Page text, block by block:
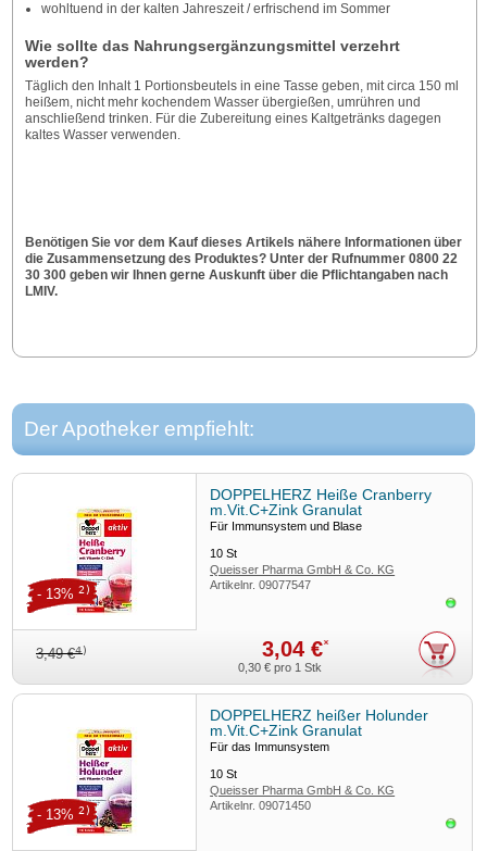
wohltuend in der kalten Jahreszeit / erfrischend im Sommer
Wie sollte das Nahrungsergänzungsmittel verzehrt
werden?
Täglich den Inhalt 1 Portionsbeutels in eine Tasse geben, mit circa 150 ml
heißem, nicht mehr kochendem Wasser übergießen, umrühren und
anschließend trinken. Für die Zubereitung eines Kaltgetränks dagegen
kaltes Wasser verwenden.
Benötigen Sie vor dem Kauf dieses Artikels nähere Informationen über
die Zusammensetzung des Produktes? Unter der Rufnummer 0800 22
30 300 geben wir Ihnen gerne Auskunft über die Pflichtangaben nach
LMIV.
Der Apotheker empfiehlt:
DOPPELHERZ Heiße Cranberry
m.Vit.C+Zink Granulat
Für Immunsystem und Blase
10St
Queisser Pharma GmbH & Co. KG
Artikelnr.09077547
3,49 €4) 3,04 €*
- 13% 2)
0,30 € pro 1 Stk
DOPPELHERZ heißer Holunder
m.Vit.C+Zink Granulat
Für das Immunsystem
10St
Queisser Pharma GmbH & Co. KG
Artikelnr.09071450
- 13% 2)